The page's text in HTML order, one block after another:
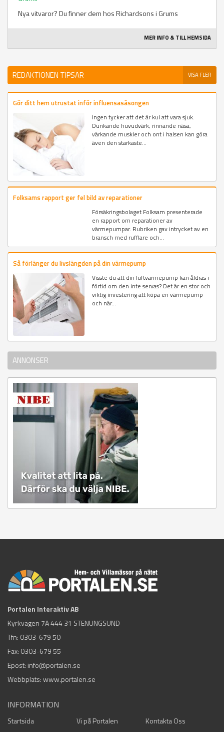
Nya vitvaror? Du finner dem hos Richardsons i Grums
MER INFO & TILL HEMSIDA
REDAKTIONEN TIPSAR VISA FLER
Gör ditt hem utrustat inför influensasäsongen
Ingen tycker att det är kul att vara sjuk.
Dunkande huvudvärk, rinnande näsa,
värkande muskler och ont i halsen kan göra
även den starkaste...
Folksams rapport ger fel bild av reparationer
Försäkringsbolaget Folksam presenterade
en rapport om reparationer av
värmepumpar. Rubriken gav intrycket av en
bransch med rufflare och...
Så förlänger du livslängden på din värmepump
Visste du att din luftvärmepump kan åldras i
förtid om den inte servas? Det är en stor och
viktig investering att köpa en värmepump
och när...
ANNONSER
Portalen Interaktiv AB
Kyrkvägen 7A 444 31 STENUNGSUND
Tfn: 0303-679 50
Fax: 0303-679 55
Epost: info@portalen.se
Webbplats: www.portalen.se
INFORMATION
Startsida Vi på Portalen
Kontakta Oss